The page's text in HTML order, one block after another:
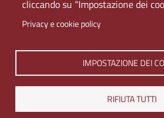
cliccando su “Impostazione dei
Privacy e cookie policy
IMPOSTAZIONE DEI
RIFIUTA TUTTI
Università di Napoli L'Orientale.
Via Chiatamone 61/62 -
Tel. +390816909000 | Partita
ateneo@pec.unior.it